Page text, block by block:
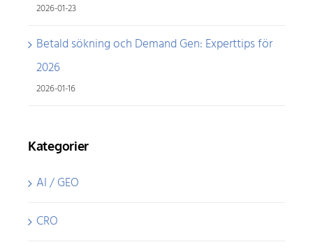
2026-01-23
Betald sökning och Demand Gen: Experttips för
2026
2026-01-16
Kategorier
AI / GEO
CRO